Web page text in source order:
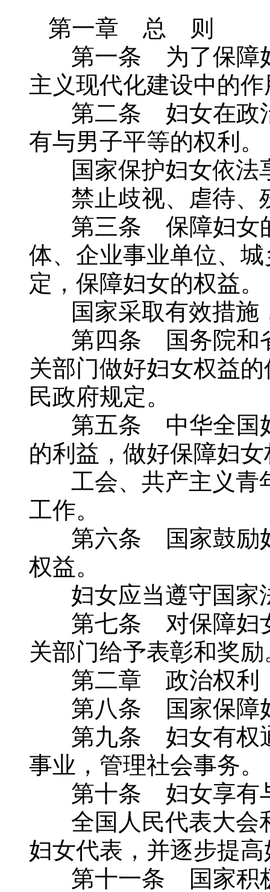
第一章 总 则
第一条 为了保障妇
主义现代化建设中的
第二条 妇女在政治
有与男子平等的权利。
国家保护妇女依法
禁止歧视、虐待、
第三条 保障妇女的
体、企业事业单位、
定，保障妇女的权益。
国家采取有效措施
第四条 国务院和省
关部门做好妇女权益
民政府规定。
第五条 中华全国妇
的利益，做好保障妇
工会、共产主义青
工作。
第六条 国家鼓励妇
权益。
妇女应当遵守国家
第七条 对保障妇女
关部门给予表彰和奖励
第二章 政治权利
第八条 国家保障妇
第九条 妇女有权通
事业，管理社会事务。
第十条 妇女享有与
全国人民代表大会
妇女代表，并逐步提
第十一条 国家积极